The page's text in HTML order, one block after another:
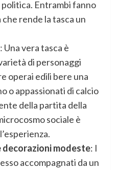
politica. Entrambi fanno
rende la tasca un
: Una vera tasca è
di personaggi
operai edili bere una
o appassionati di calcio
della partita della
sociale è
modeste: I
accompagnati da un